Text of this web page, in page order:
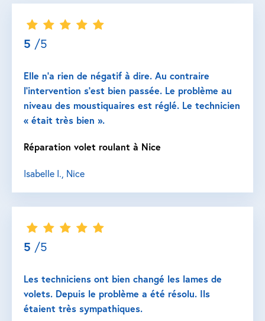
5 /5
Elle n’a rien de négatif à dire. Au contraire
l’intervention s’est bien passée. Le problème au
niveau des moustiquaires est réglé. Le technicien
« était très bien ».
Réparation volet roulant à Nice
Isabelle I., Nice
5 /5
Les techniciens ont bien changé les lames de
volets. Depuis le problème a été résolu. Ils
étaient très sympathiques.